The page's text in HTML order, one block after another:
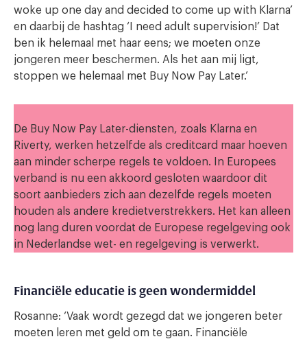
woke up one day and decided to come up with Klarna’
en daarbij de hashtag ‘I need adult supervision!’ Dat
ben ik helemaal met haar eens; we moeten onze
jongeren meer beschermen. Als het aan mij ligt,
stoppen we helemaal met Buy Now Pay Later.’
De Buy Now Pay Later-diensten, zoals Klarna en
Riverty, werken hetzelfde als creditcard maar hoeven
aan minder scherpe regels te voldoen. In Europees
verband is nu een akkoord gesloten waardoor dit
soort aanbieders zich aan dezelfde regels moeten
houden als andere kredietverstrekkers. Het kan alleen
nog lang duren voordat de Europese regelgeving ook
in Nederlandse wet- en regelgeving is verwerkt.
Financiële educatie is geen wondermiddel
Rosanne: ‘Vaak wordt gezegd dat we jongeren beter
moeten leren met geld om te gaan. Financiële